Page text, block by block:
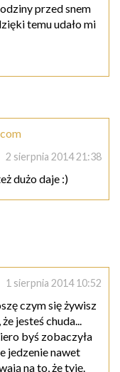
przed snem
temu udało mi
2 sierpnia 2014 21:38
dużo daje :)
1 sierpnia 2014 10:52
czym się żywisz
jesteś chuda...
byś zobaczyła
jedzenie nawet
na to, że tyję.